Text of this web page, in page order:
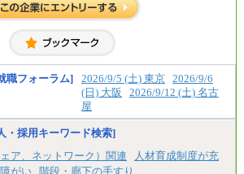
職フォーラム] 2026/9/5 (土) 東京 2026/9/6
(日) 大阪
2026/9/12 (土) 名古
屋
・採用キーワード検索]
ア、ネットワーク）関連
人材育成制度が充
がい 階段・廊下の手すり